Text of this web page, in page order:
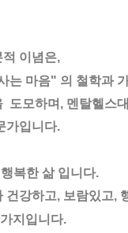
적 이념은,
는 마음" 의 철학과
도모하며 , 멘탈헬스
가입니다.
행복한 삶 입니다.
건강하고, 보람있고,
지입니다.